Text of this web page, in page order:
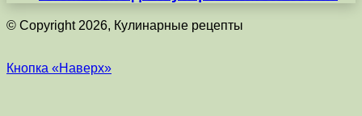
© Copyright 2026, Кулинарные рецепты
Кнопка «Наверх»